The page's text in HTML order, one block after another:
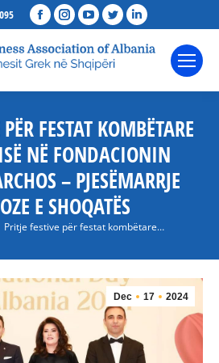
Facebook
page
opens
new
window
Instagram
page
opens
new
window
YouTube
page
opens
in
new
window
Twitter
page
opens
new
window
Linkedin
page
opens
new
window
FESTAT KOMBËTARE
NË FONDACIONIN
– PJESËMARRJE
E SHOQATËS
Pritje festive për festat kombëtare…
Dec 17 2024